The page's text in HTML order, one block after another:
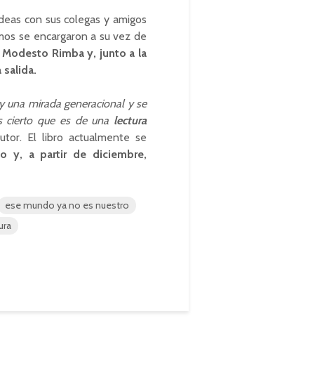
con sus colegas y amigos
se encargaron a su vez de
Rimba y, junto a la
salida.
una mirada generacional y se
cierto que es de una lectura
El libro actualmente se
y, a partir de diciembre,
ese mundo ya no es nuestro